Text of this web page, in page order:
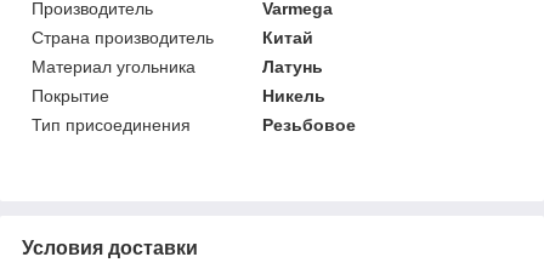
Производитель
Varmega
Страна производитель
Китай
Материал угольника
Латунь
Покрытие
Никель
Тип присоединения
Резьбовое
Условия доставки